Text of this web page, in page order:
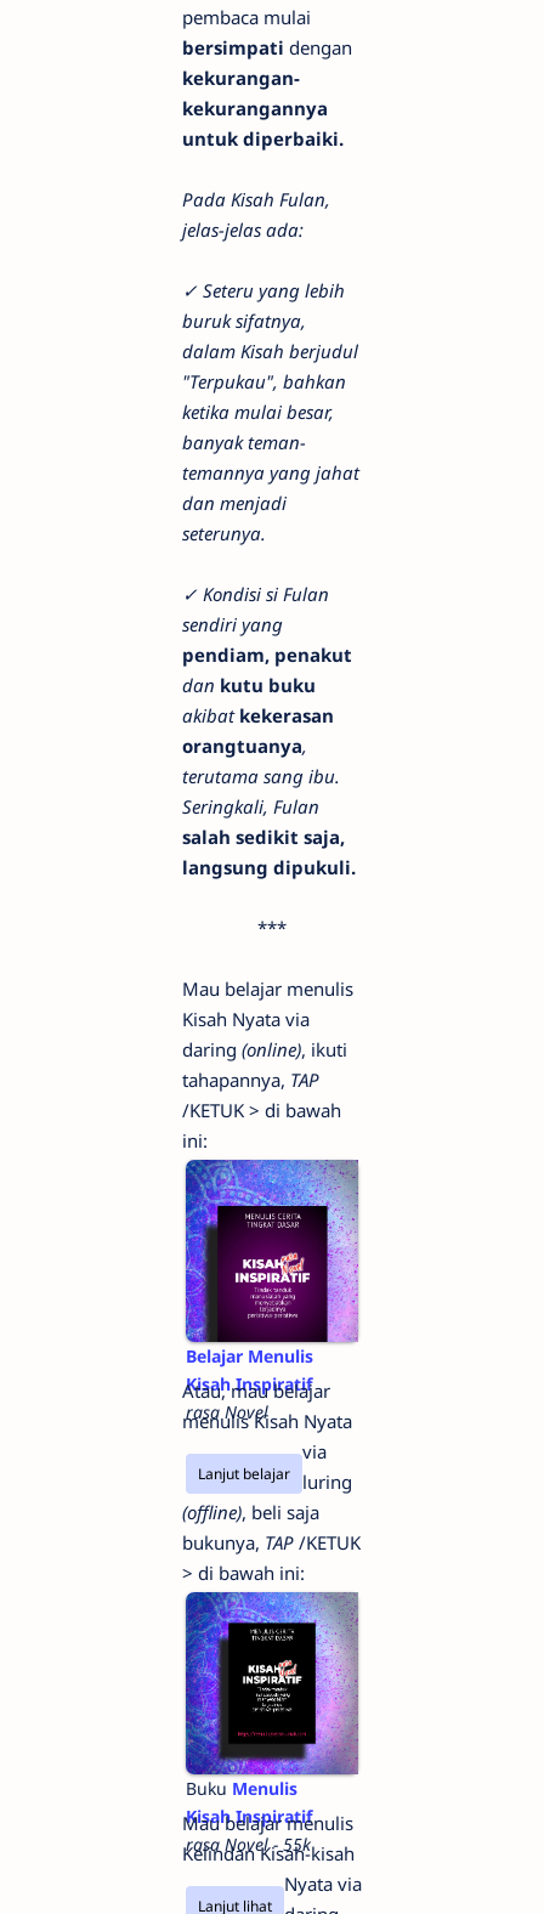
pembaca mulai
bersimpati dengan
kekurangan-
kekurangannya
untuk diperbaiki.
Pada Kisah Fulan,
jelas-jelas ada:
✓ Seteru yang lebih
buruk sifatnya,
dalam Kisah berjudul
"Terpukau", bahkan
ketika mulai besar,
banyak teman-
temannya yang jahat
dan menjadi
seterunya.
✓ Kondisi si Fulan
sendiri yang
pendiam, penakut
dan kutu buku
akibat kekerasan
orangtuanya,
terutama sang ibu.
Seringkali, Fulan
salah sedikit saja,
langsung dipukuli.
***
Mau belajar menulis
Kisah Nyata via
daring (online), ikuti
tahapannya, TAP
/KETUK > di bawah
ini:
Belajar Menulis
Kisah Inspiratif
rasa Novel
Lanjut belajar
Atau, mau belajar
menulis Kisah Nyata
via
luring
(offline), beli saja
bukunya, TAP /KETUK
> di bawah ini:
Buku Menulis
Kisah Inspiratif
rasa Novel - 55k
Lanjut lihat
Mau belajar menulis
Kelindan Kisah-kisah
Nyata via